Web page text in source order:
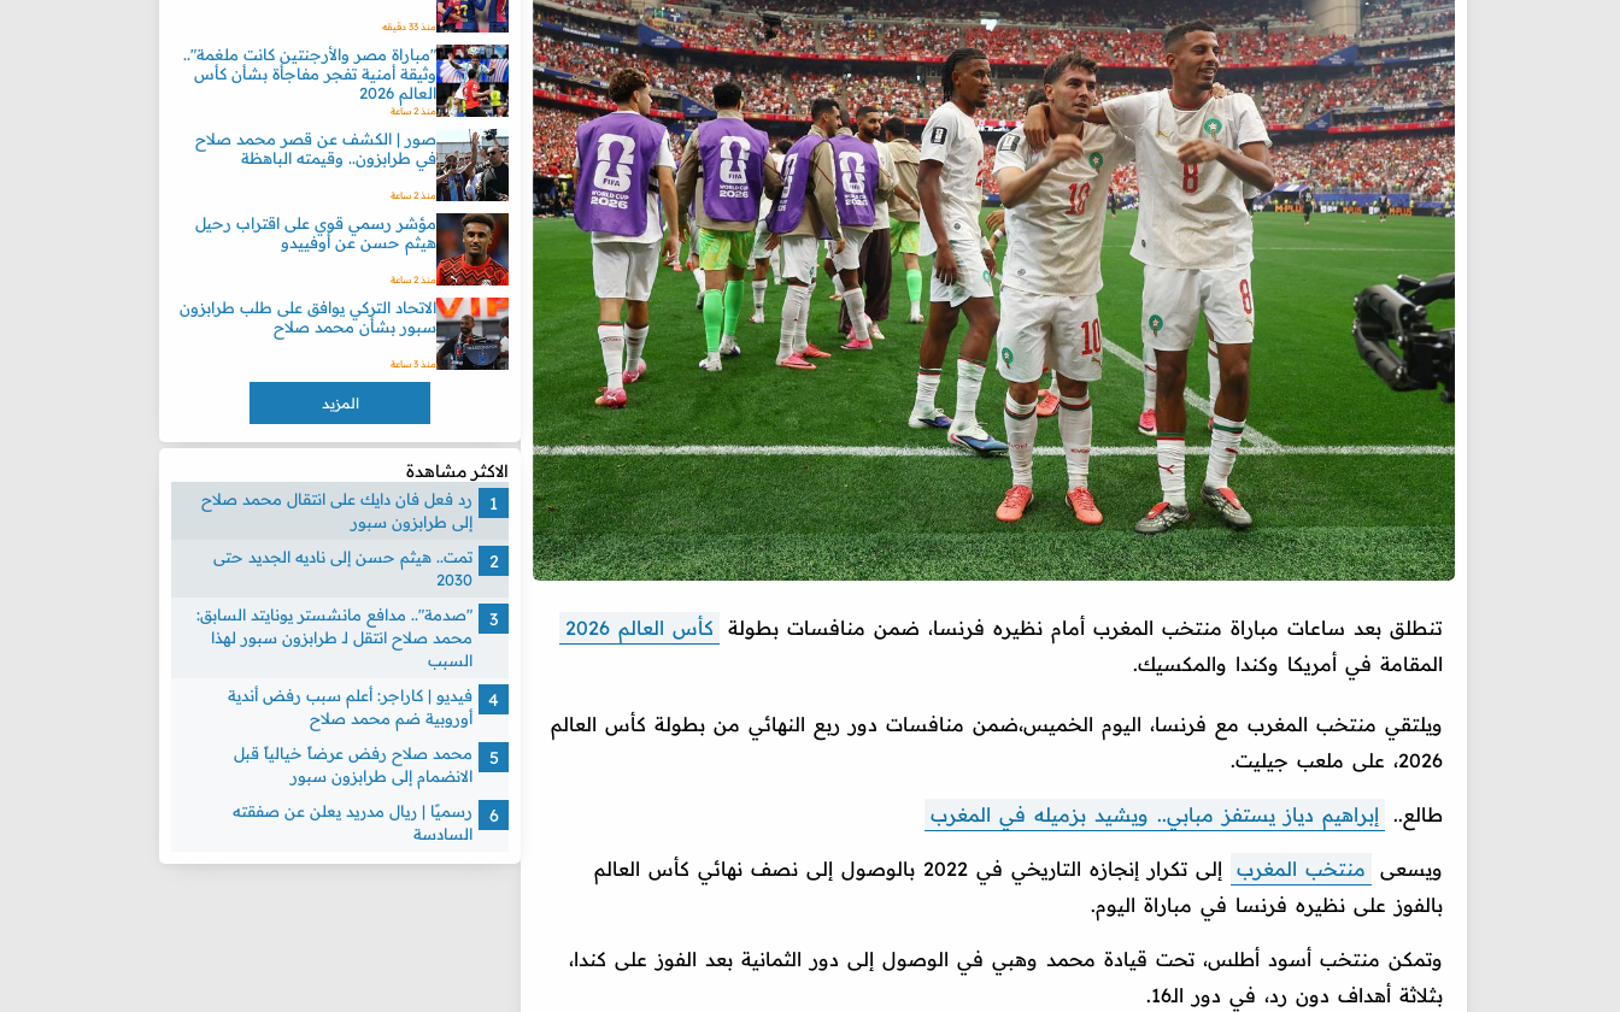
تنطلق بعد ساعات مباراة منتخب المغرب أمام نظيره فرنسا، ضمن منافسات بطولة
كأس العالم 2026
المقامة في أمريكا وكندا والمكسيك.
ويلتقي منتخب المغرب مع فرنسا، اليوم الخميس،ضمن منافسات دور ربع النهائي من بطولة كأس العالم
2026، على ملعب جيليت.
طالع.. إبراهيم دياز يستفز مبابي.. ويشيد بزميله في المغرب
ويسعى منتخب المغرب
إلى تكرار إنجازه التاريخي في 2022 بالوصول إلى نصف نهائي كأس العالم
بالفوز على نظيره فرنسا في مباراة اليوم.
وتمكن منتخب أسود أطلس، تحت قيادة محمد وهبي في الوصول إلى دور الثمانية بعد الفوز على كندا،
بثلاثة أهداف دون رد، في دور الـ16.
منذ 33 دقيقه
"مباراة مصر والأرجنتين كانت ملغمة"..
وثيقة أمنية تفجر مفاجأة بشأن كأس
العالم 2026
منذ 2 ساعة
صور | الكشف عن قصر محمد صلاح
في طرابزون.. وقيمته الباهظة
منذ 2 ساعة
مؤشر رسمي قوي على اقتراب رحيل
هيثم حسن عن أوفييدو
منذ 2 ساعة
الاتحاد التركي يوافق على طلب طرابزون
سبور بشأن محمد صلاح
منذ 3 ساعة
المزيد
الاكثر مشاهدة
رد فعل فان دايك على انتقال محمد صلاح
إلى طرابزون سبور
تمت.. هيثم حسن إلى ناديه الجديد حتى
2030
"صدمة".. مدافع مانشستر يونايتد السابق:
محمد صلاح انتقل لـ طرابزون سبور لهذا
السبب
فيديو | كاراجر: أعلم سبب رفض أندية
أوروبية ضم محمد صلاح
محمد صلاح رفض عرضاً خيالياً قبل
الانضمام إلى طرابزون سبور
رسميًا | ريال مدريد يعلن عن صفقته
السادسة